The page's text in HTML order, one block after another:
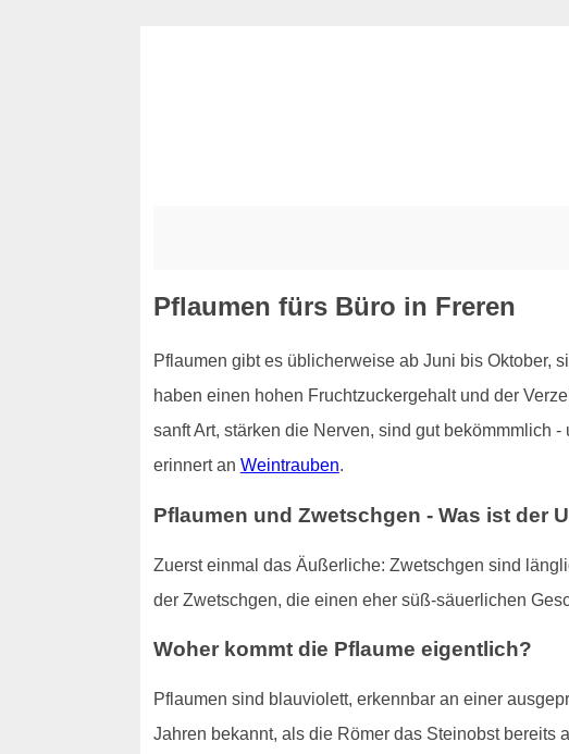
Pflaumen fürs Büro in Freren
Pflaumen gibt es üblicherweise ab Juni bis Oktober,
haben einen hohen Fruchtzuckergehalt und der
sanft Art, stärken die Nerven, sind gut bekömmmlich
erinnert an Weintrauben.
Pflaumen und Zwetschgen - Was ist der
Zuerst einmal das Äußerliche: Zwetschgen sind
der Zwetschgen, die einen eher süß-säuerlichen
Woher kommt die Pflaume eigentlich?
Pflaumen sind blauviolett, erkennbar an einer
Jahren bekannt, als die Römer das Steinobst bereits